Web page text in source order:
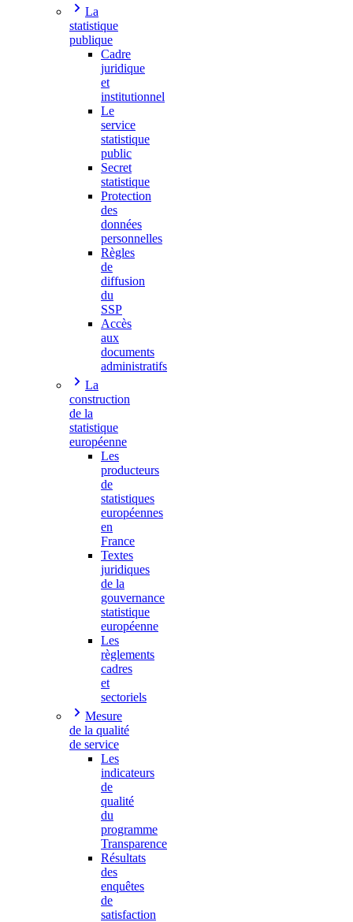
La
statistique
publique
Cadre
juridique
et
institutionnel
Le
service
statistique
public
Secret
statistique
Protection
des
données
personnelles
Règles
de
diffusion
du
SSP
Accès
aux
documents
administratifs
La
construction
de la
statistique
européenne
Les
producteurs
de
statistiques
européennes
en
France
Textes
juridiques
de la
gouvernance
statistique
européenne
Les
règlements
cadres
et
sectoriels
Mesure
de la qualité
de service
Les
indicateurs
de
qualité
du
programme
Transparence
Résultats
des
enquêtes
de
satisfaction